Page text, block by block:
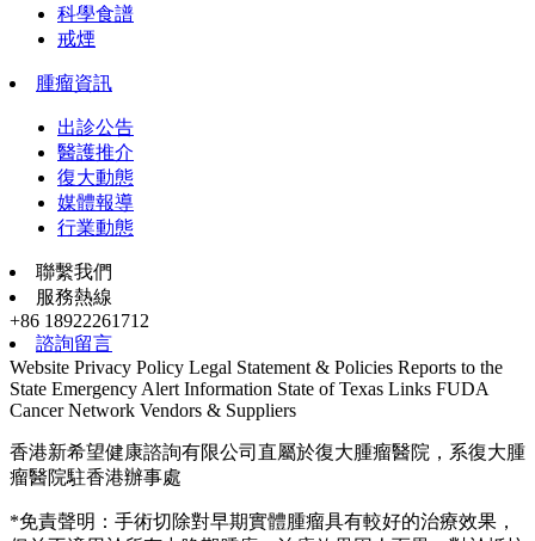
科學食譜
戒煙
腫瘤資訊
出診公告
醫護推介
復大動態
媒體報導
行業動態
聯繫我們
服務熱線
+86 18922261712
諮詢留言
Website Privacy Policy Legal Statement & Policies Reports to the
State Emergency Alert Information State of Texas Links FUDA
Cancer Network Vendors & Suppliers
香港新希望健康諮詢有限公司直屬於復大腫瘤醫院，系復大腫
瘤醫院駐香港辦事處
*免責聲明：手術切除對早期實體腫瘤具有較好的治療效果，